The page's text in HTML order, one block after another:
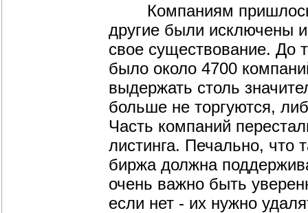
Компаниям пришлось
другие были исключены
свое существование. До
было около 4700
выдержать столь
больше не торгуются,
Часть компаний
листинга. Печально, что
биржа должна
очень важно быть
если нет - их нужно